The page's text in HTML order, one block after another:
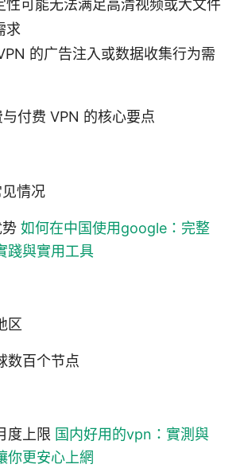
性可能无法满足高清视频或大文件
求
的广告注入或数据收集行为需
付费 VPN 的核心要点
情况
如何在中国使用google：完整
踐與實用工具
区
数百个节点
度上限 国内好用的vpn：實測與
你更安心上網